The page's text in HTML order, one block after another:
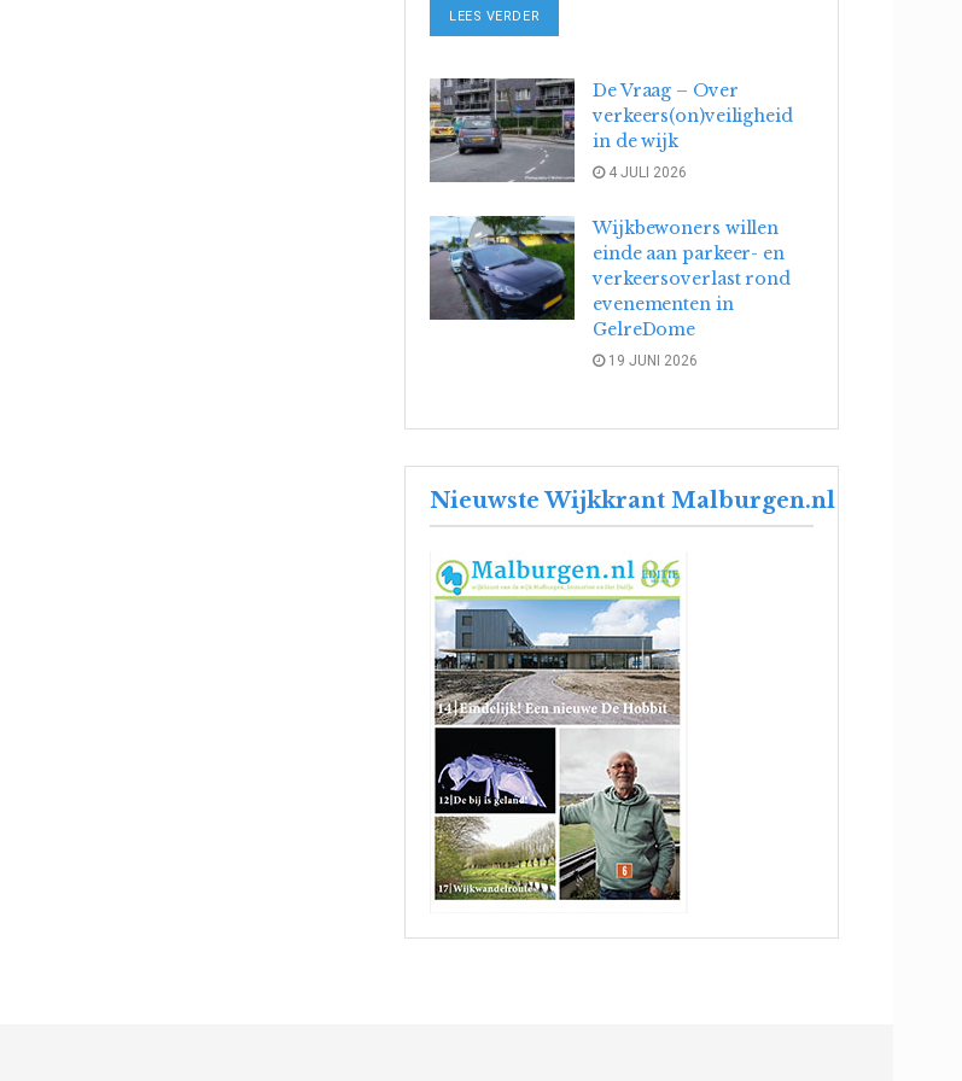
LEES VERDER
De Vraag – Over
verkeers(on)veiligheid
in de wijk
4 JULI 2026
Wijkbewoners willen
einde aan parkeer- en
verkeersoverlast rond
evenementen in
GelreDome
19 JUNI 2026
Nieuwste Wijkkrant Malburgen.nl